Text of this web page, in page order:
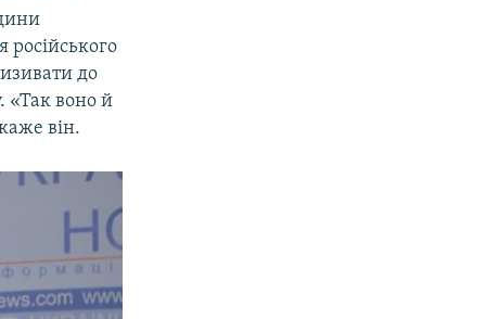
російського
до
«Так воно й
він.